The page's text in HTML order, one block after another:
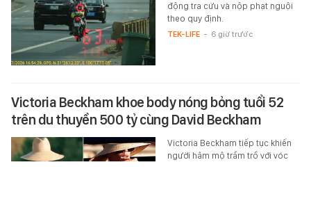
động tra cứu và nộp phạt nguội
theo quy định.
TEK-LIFE - 6 giờ trước
Victoria Beckham khoe body nóng bỏng tuổi 52
trên du thuyền 500 tỷ cùng David Beckham
Victoria Beckham tiếp tục khiến
người hâm mộ trầm trồ với vóc